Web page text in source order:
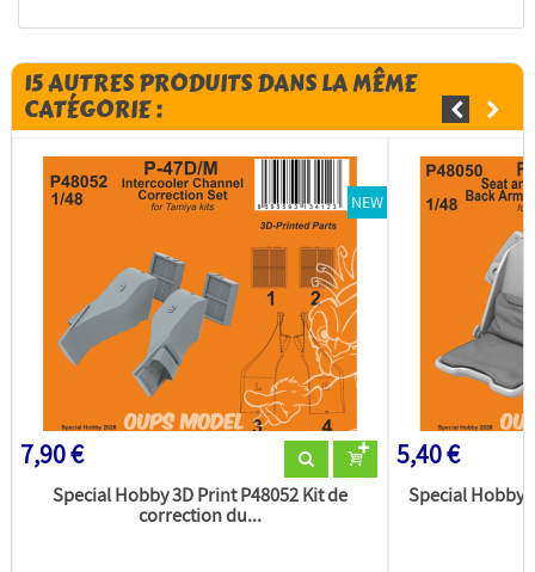
15 AUTRES PRODUITS DANS LA MÊME
CATÉGORIE :
NEW
7,90 €
Special Hobby 3D Print P48052 Kit de
correction du...
5,40 €
Special Hobby